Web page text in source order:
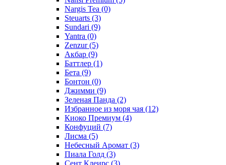
Nargis Tea (0)
Steuarts (3)
Sundari (9)
Yantra (0)
Zenzur(5)
Акбар (9)
Баттлер (1)
Бета (9)
Бонтон (0)
Джимми (9)
Зеленая Панда (2)
Избранное из моря чая (12)
Киоко Премиум (4)
Конфуций (7)
Лисма (5)
Небесный Аромат (3)
Пиала Голд (3)
Сент Клеирс (3)